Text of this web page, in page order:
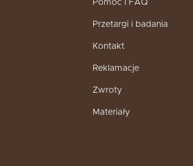
Pomoc i FAQ
Przetargi i badania
Kontakt
Reklamacje
Zwroty
Materiały